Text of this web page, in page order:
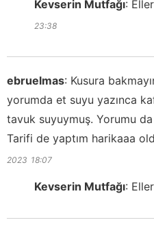
Kevserin Mutfağı:
23:38
ebruelmas: Kusura
yorumda et suyu yazınca
tavuk suyuymuş. Yorumu
Tarifi de yaptım harikaaa
2023 18:07
Kevserin Mutfağı: